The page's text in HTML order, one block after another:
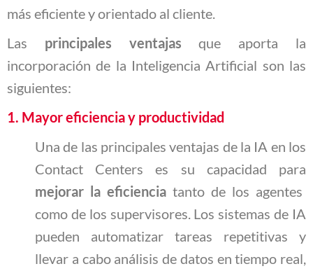
más eficiente y orientado al cliente.
Las principales ventajas que aporta la
incorporación de la Inteligencia Artificial son las
siguientes:
1. Mayor eficiencia y productividad
Una de las principales ventajas de la IA en los
Contact Centers es su capacidad para
mejorar la eficiencia tanto de los agentes
como de los supervisores. Los sistemas de IA
pueden automatizar tareas repetitivas y
llevar a cabo análisis de datos en tiempo real,